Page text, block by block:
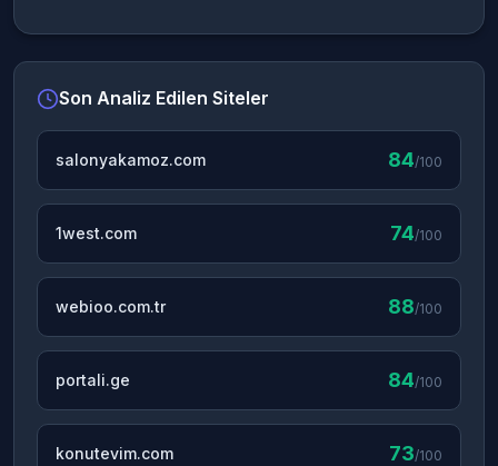
Son Analiz Edilen Siteler
salonyakamoz.com 84/100
1west.com 74/100
webioo.com.tr 88/100
portali.ge 84/100
konutevim.com 73/100